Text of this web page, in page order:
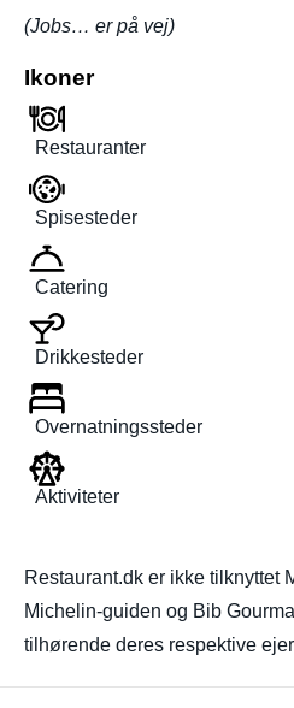
(Jobs… er på vej)
Ikoner
Restauranter
Spisesteder
Catering
Drikkesteder
Overnatningssteder
Aktiviteter
Restaurant.dk er ikke tilknyttet
Michelin-guiden og Bib
tilhørende deres respektive